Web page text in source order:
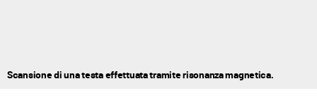
Scansione di una testa effettuata tramite risonanza magnetica.